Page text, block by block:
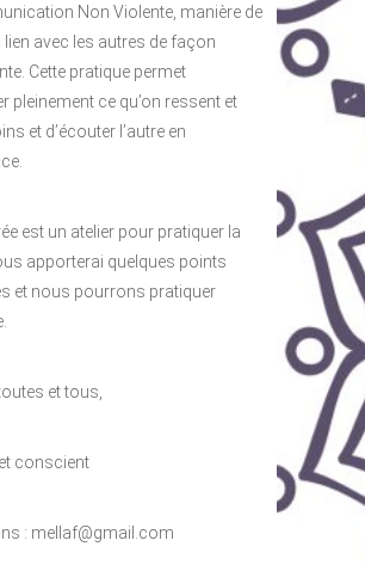
Non Violente, manière de
lien avec les autres de façon
Cette pratique permet
pleinement ce qu’on ressent et
et d’écouter l’autre en
est un atelier pour pratiquer la
apporterai quelques points
et nous pourrons pratiquer
et tous,
conscient
: mellaf@gmail.com